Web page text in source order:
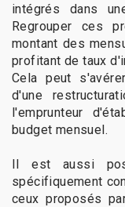
intégrés dans
Regrouper ces
montant des
profitant de taux
Cela peut
d'une
l'emprunteur
budget mensuel.
Il est aussi
spécifiquement
ceux proposés